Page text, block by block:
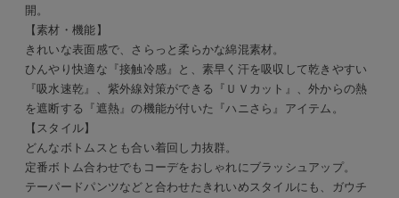
開。
【素材・機能】
きれいな表面感で、さらっと柔らかな綿混素材。
ひんやり快適な『接触冷感』と、素早く汗を吸収して乾きやすい
『吸水速乾』、紫外線対策ができる『ＵＶカット』、外からの熱
を遮断する『遮熱』の機能が付いた『ハニさら』アイテム。
【スタイル】
どんなボトムスとも合い着回し力抜群。
定番ボトム合わせでもコーデをおしゃれにブラッシュアップ。
テーパードパンツなどと合わせたきれいめスタイルにも、ガウチ